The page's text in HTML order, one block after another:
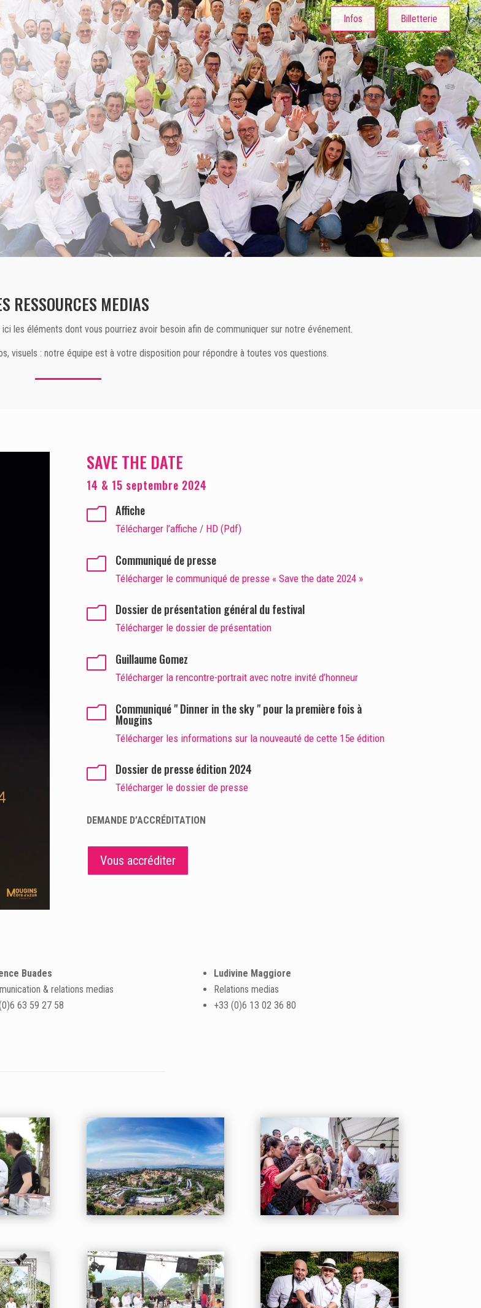
Infos Billetterie
RESSOURCES MEDIAS
les éléments dont vous pourriez avoir besoin afin de communiquer sur notre événement.
visuels : notre équipe est à votre disposition pour répondre à toutes vos questions.
SAVE THE DATE
14 & 15 septembre 2024
m Affiche
Télécharger l’affiche / HD (Pdf)
m Communiqué de presse
Télécharger le communiqué de presse « Save the date 2024 »
m Dossier de présentation général du festival
Télécharger le dossier de présentation
m Guillaume Gomez
Télécharger la rencontre-portrait avec notre invité d’honneur
m Communiqué " Dinner in the sky " pour la première fois à
Mougins
Télécharger les informations sur la nouveauté de cette 15e édition
m Dossier de presse édition 2024
Télécharger le dossier de presse
DEMANDE D’ACCRÉDITATION
Vous accréditer
Buades
& relations medias
63 59 27 58
Ludivine Maggiore
Relations medias
+33 (0)6 13 02 36 80